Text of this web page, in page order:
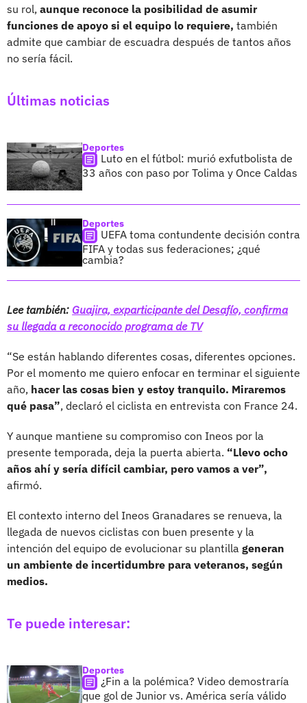
su rol, aunque reconoce la posibilidad de asumir
funciones de apoyo si el equipo lo requiere, también
admite que cambiar de escuadra después de tantos años
no sería fácil.
Últimas noticias
Deportes
Luto en el fútbol: murió exfutbolista de
33 años con paso por Tolima y Once Caldas
Deportes
UEFA toma contundente decisión contra
FIFA y todas sus federaciones; ¿qué
cambia?
Lee también: Guajira, exparticipante del Desafío, confirma
su llegada a reconocido programa de TV
“Se están hablando diferentes cosas, diferentes opciones.
Por el momento me quiero enfocar en terminar el siguiente
año, hacer las cosas bien y estoy tranquilo. Miraremos
qué pasa”, declaró el ciclista en entrevista con France 24.
Y aunque mantiene su compromiso con Ineos por la
presente temporada, deja la puerta abierta. “Llevo ocho
años ahí y sería difícil cambiar, pero vamos a ver”,
afirmó.
El contexto interno del Ineos Granadares se renueva, la
llegada de nuevos ciclistas con buen presente y la
intención del equipo de evolucionar su plantilla generan
un ambiente de incertidumbre para veteranos, según
medios.
Te puede interesar:
Deportes
¿Fin a la polémica? Video demostraría
que gol de Junior vs. América sería válido